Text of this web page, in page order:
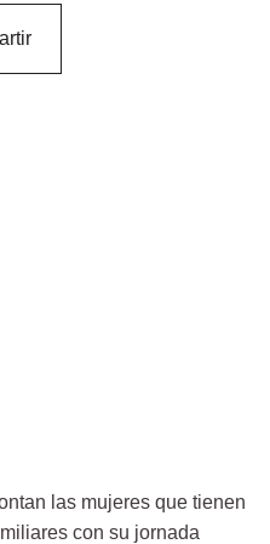
las mujeres que tienen
con su jornada